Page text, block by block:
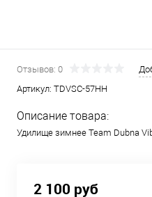
Отзывов: 0
Артикул: TDVSC-57HH
Описание товара:
Удилище зимнее Team Dubna
2 100 руб